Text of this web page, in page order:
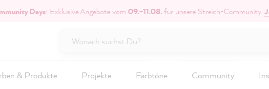
Days: Exklusive Angebote vom 09.–11.08.für unsere Streich-Community.
& Produkte Projekte Farbtöne Community